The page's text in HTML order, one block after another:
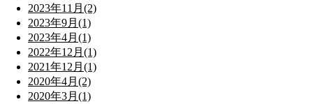
2023年11月(2)
2023年9月(1)
2023年4月(1)
2022年12月(1)
2021年12月(1)
2020年4月(2)
2020年3月(1)